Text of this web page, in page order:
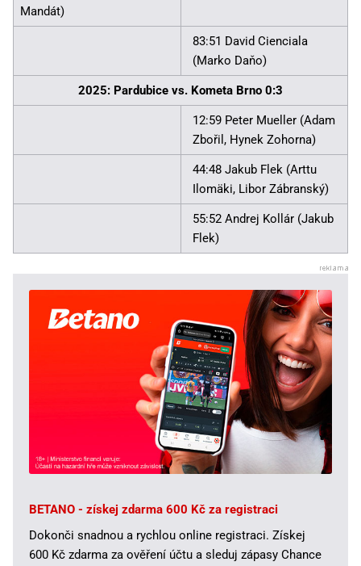
Mandát)
83:51 David Cienciala
(Marko Daňo)
2025: Pardubice vs. Kometa Brno 0:3
12:59 Peter Mueller (Adam
Zbořil, Hynek Zohorna)
44:48 Jakub Flek (Arttu
Ilomäki, Libor Zábranský)
55:52 Andrej Kollár (Jakub
Flek)
BETANO - získej zdarma 600 Kč za registraci
Dokonči snadnou a rychlou online registraci. Získej
600 Kč zdarma za ověření účtu a sleduj zápasy Chance